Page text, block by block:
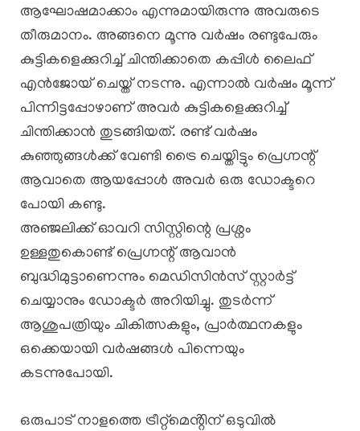
ആഘോഷമാക്കാം എന്നുമായിരുന്നു അവരുടെ
തീരുമാനം. അങ്ങനെ മൂന്നു വർഷം രണ്ടുപേരും
കുട്ടികളെക്കുറിച്ച് ചിന്തിക്കാതെ കപ്പിൾ ലൈഫ്
എൻജോയ് ചെയ്ത് നടന്നു. എന്നാൽ വർഷം മൂന്ന്
പിന്നിട്ടപ്പോഴാണ് അവർ കുട്ടികളെക്കുറിച്ച്
ചിന്തിക്കാൻ തുടങ്ങിയത്. രണ്ട് വർഷം
കുഞ്ഞുങ്ങൾക്ക് വേണ്ടി ട്രൈ ചെയ്തിട്ടും പ്രെഗ്നന്റ്
ആവാതെ ആയപ്പോൾ അവർ ഒരു ഡോക്ടറെ
പോയി കണ്ടു.
അഞ്ജലിക്ക് ഓവറി സിസ്റ്റിന്റെ പ്രശ്നം
ഉള്ളതുകൊണ്ട് പ്രെഗ്നന്റ് ആവാൻ
ബുദ്ധിമുട്ടാണെന്നും മെഡിസിൻസ് സ്റ്റാർട്ട്
ചെയ്യാനും ഡോക്ടർ അറിയിച്ചു. തുടർന്ന്
ആശുപത്രിയും ചികിത്സകളും, പ്രാർത്ഥനകളും
ഒക്കെയായി വർഷങ്ങൾ പിന്നെയും
കടന്നുപോയി.
ഒരുപാട് നാളത്തെ ട്രീറ്റ്മെൻ്റിന് ഒടുവിൽ